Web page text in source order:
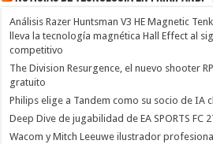
Análisis Razer Huntsman V3 HE Magnetic
lleva la tecnología magnética Hall Effect al
competitivo
The Division Resurgence, el nuevo shooter
gratuito
Philips elige a Tandem como su socio de IA
Deep Dive de jugabilidad de EA SPORTS FC
Wacom y Mitch Leeuwe ilustrador